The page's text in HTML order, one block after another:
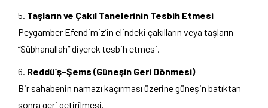
Taşların ve Çakıl Tanelerinin Tesbih Etmesi
Peygamber Efendimiz’in elindeki çakılların veya taşların
“Sübhanallah” diyerek tesbih etmesi.
Reddü’ş-Şems (Güneşin Geri Dönmesi)
Bir sahabenin namazı kaçırması üzerine güneşin batıktan
sonra geri getirilmesi.